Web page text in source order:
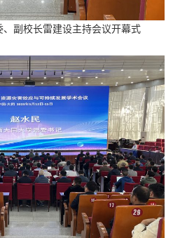
副校长雷建设主持会议开幕式